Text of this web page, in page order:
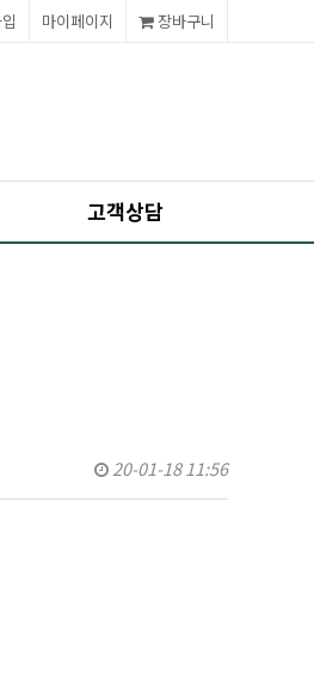
장바구니
마이페이지
고객상담
20-01-18 11:56